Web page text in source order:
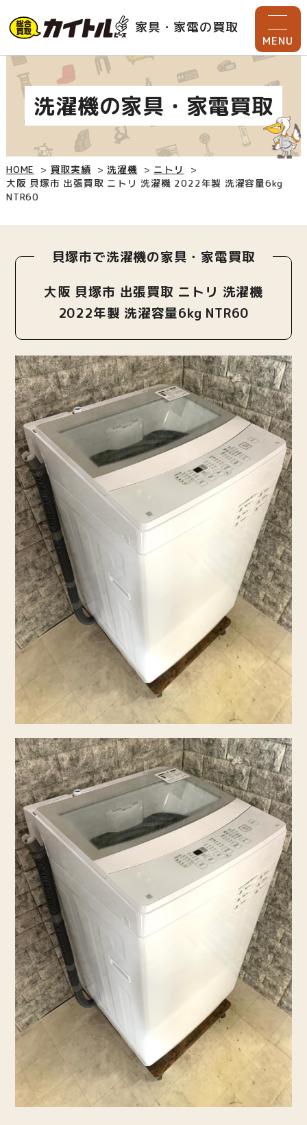
家具・家電の買取
MENU
洗濯機の家具・家電買取
HOME 買取実績 洗濯機
ニトリ
大阪 貝塚市 出張買取 ニトリ 洗濯機 2022年製 洗濯容量6kg
NTR60
貝塚市で洗濯機の家具・家電買取
大阪 貝塚市 出張買取 ニトリ 洗濯機
2022年製 洗濯容量6kg NTR60